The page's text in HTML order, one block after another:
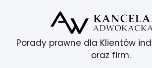
Porady prawne dla Klientów
oraz firm.